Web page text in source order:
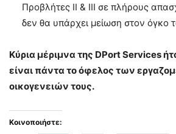
Προβλήτες ΙΙ & ΙΙΙ σε πλήρους
δεν θα υπάρχει μείωση στον όγκο
Κύρια μέριμνα της DPort Services
είναι πάντα το όφελος των
οικογενειών τους.
Κοινοποιήστε: